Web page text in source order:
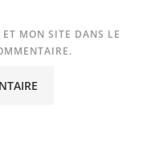
MON SITE DANS LE